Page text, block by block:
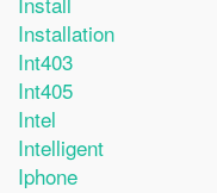
Installation
Int403
Int405
Intel
Intelligent
Iphone